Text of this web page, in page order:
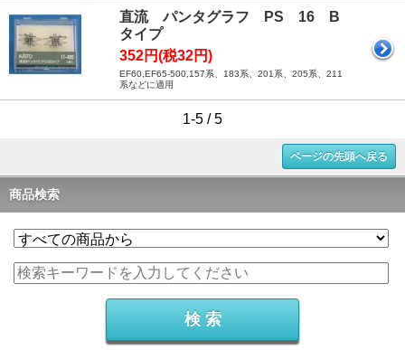
直流 パンタグラフ PS 16 B
タイプ
352円(税32円)
EF60,EF65-500,157系、183系、201系、205系、211
系などに適用
1-5 / 5
ページの先頭へ戻る
商品検索